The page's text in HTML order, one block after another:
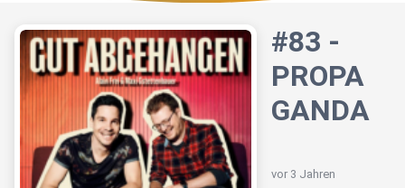
#83 -
PROPA
GANDA
vor 3 Jahren